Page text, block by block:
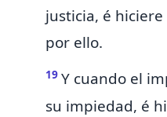
justicia, é
por ello.
19 Y cuando el
su impiedad, é